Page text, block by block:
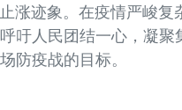
涨迹象。在疫情严峻复
吁人民团结一心，凝聚
防疫战的目标。